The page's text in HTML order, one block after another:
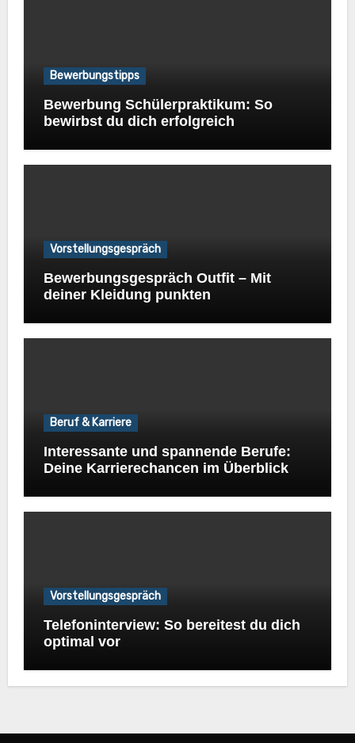
Bewerbungstipps
Bewerbung Schülerpraktikum: So
bewirbst du dich erfolgreich
Vorstellungsgespräch
Bewerbungsgespräch Outfit – Mit
deiner Kleidung punkten
Beruf & Karriere
Interessante und spannende Berufe:
Deine Karrierechancen im Überblick
Vorstellungsgespräch
Telefoninterview: So bereitest du dich
optimal vor